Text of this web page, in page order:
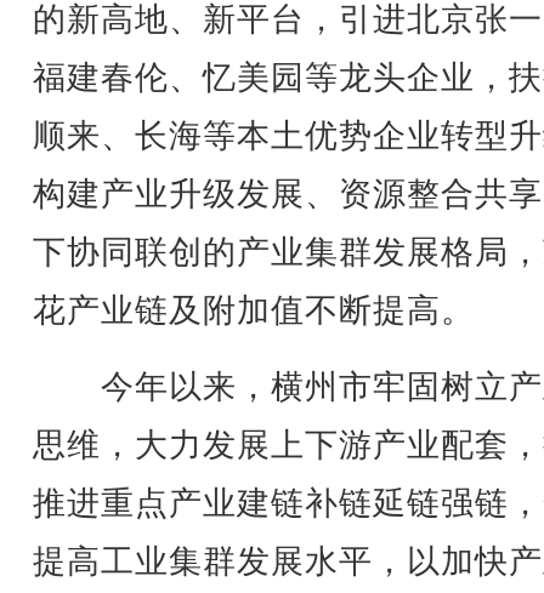
的新高地、新平台，引进北京张
福建春伦、忆美园等龙头企业，
顺来、长海等本土优势企业转型
构建产业升级发展、资源整合共
下协同联创的产业集群发展格局
花产业链及附加值不断提高。
今年以来，横州市牢固树立
思维，大力发展上下游产业配套
推进重点产业建链补链延链强链
提高工业集群发展水平，以加快